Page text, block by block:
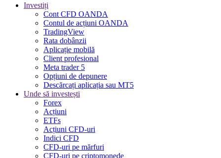
Investiți
Cont CFD OANDA
Contul de acțiuni OANDA
TradingView
Rata dobânzii
Aplicație mobilă
Client profesional
Meta trader 5
Opțiuni de depunere
Descărcați aplicația sau MT5
Unde să investești
Forex
Acțiuni
ETFs
Acțiuni CFD-uri
Indici CFD
CFD-uri pe mărfuri
CFD-uri pe criptomonede